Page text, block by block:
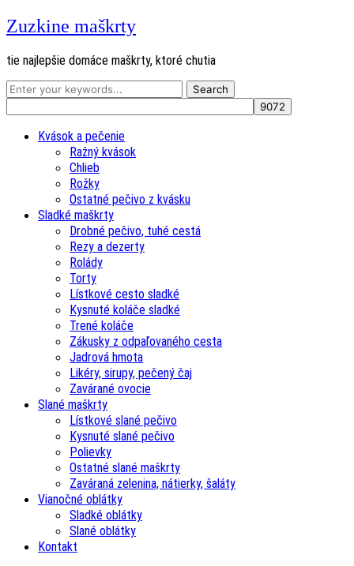
Zuzkine maškrty
tie najlepšie domáce maškrty, ktoré chutia
Kvások a pečenie
Ražný kvások
Chlieb
Rožky
Ostatné pečivo z kvásku
Sladké maškrty
Drobné pečivo, tuhé cestá
Rezy a dezerty
Rolády
Torty
Lístkové cesto sladké
Kysnuté koláče sladké
Trené koláče
Zákusky z odpaľovaného cesta
Jadrová hmota
Likéry, sirupy, pečený čaj
Zavárané ovocie
Slané maškrty
Lístkové slané pečivo
Kysnuté slané pečivo
Polievky
Ostatné slané maškrty
Zaváraná zelenina, nátierky, šaláty
Vianočné oblátky
Sladké oblátky
Slané oblátky
Kontakt